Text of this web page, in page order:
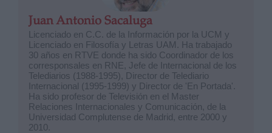
Juan Antonio Sacaluga
Licenciado en C.C. de la Información por la UCM y
Licenciado en Filosofía y Letras UAM. Ha trabajado
30 años en RTVE donde ha sido Coordinador de los
corresponsales en RNE, Jefe de Internacional de los
Telediarios (1988-1995), Director de Telediario
Internacional (1995-1999) y Director de 'En Portada'.
Ha sido profesor de Televisión en el Master
Relaciones Internacionales y Comunicación, de la
Universidad Complutense de Madrid, entre 2000 y
2010.